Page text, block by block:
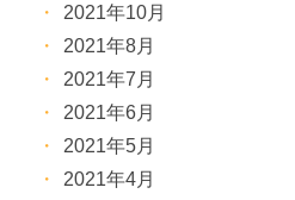
2021年10月
2021年8月
2021年7月
2021年6月
2021年5月
2021年4月